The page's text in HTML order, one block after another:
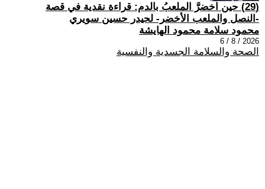
(29) حين اخضرَّ الملعبُ بالدم: قراءة نقدية في قصة
-النصل والملعب الأخضر- لحيدر حسين سويري
محمود سلامة محمود الهايشة
2026 / 8 / 6
الصحة والسلامة الجسدية والنفسية